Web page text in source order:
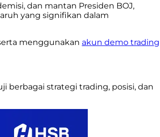
dan mantan Presiden BOJ,
yang signifikan dalam
menggunakan akun demo trading
berbagai strategi trading, posisi, dan